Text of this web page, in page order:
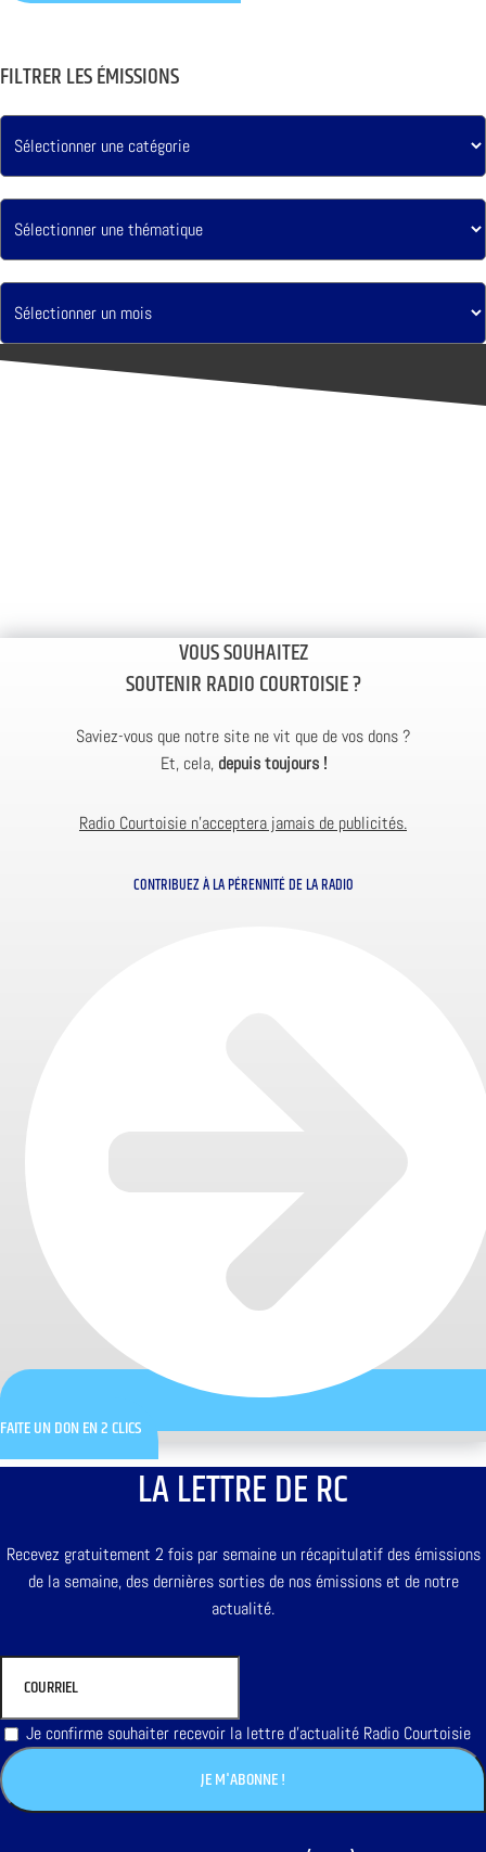
FILTRER LES ÉMISSIONS
VOUS SOUHAITEZ
SOUTENIR RADIO COURTOISIE ?
Saviez-vous que notre site ne vit que de vos dons ?
Et, cela, depuis toujours !
Radio Courtoisie n’acceptera jamais de publicités.
CONTRIBUEZ À LA PÉRENNITÉ DE LA RADIO
FAITE UN DON EN 2 CLICS
LA LETTRE DE RC
Recevez gratuitement 2 fois par semaine un récapitulatif des émissions
de la semaine, des dernières sorties de nos émissions et de notre
actualité.
Je confirme souhaiter recevoir la lettre d'actualité Radio Courtoisie